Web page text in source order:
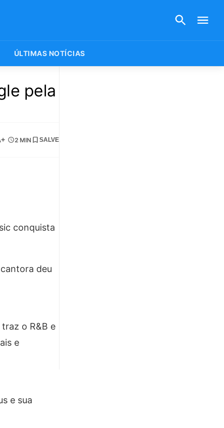
ÚLTIMAS NOTÍCIAS
pela
2 MIN SALVE
conquista
deu
o R&B e
e
e sua